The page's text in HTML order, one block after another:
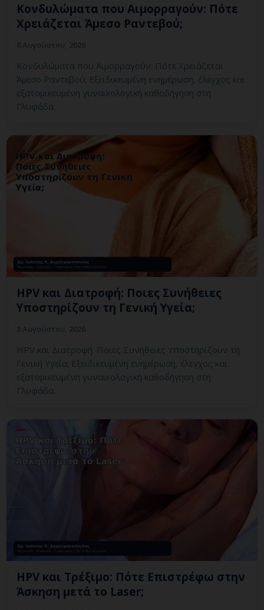
Κονδυλώματα που Αιμορραγούν: Πότε
Χρειάζεται Άμεσο Ραντεβού;
Κονδυλώματα που Αιμορραγούν: Πότε Χρειάζεται
Άμεσο Ραντεβού; Εξειδικευμένη ενημέρωση, έλεγχος και
εξατομικευμένη γυναικολογική καθοδήγηση στη
Γλυφάδα.
HPV και Διατροφή: Ποιες Συνήθειες
Υποστηρίζουν τη Γενική Υγεία;
HPV και Διατροφή: Ποιες Συνήθειες Υποστηρίζουν τη
Γενική Υγεία; Εξειδικευμένη ενημέρωση, έλεγχος και
εξατομικευμένη γυναικολογική καθοδήγηση στη
Γλυφάδα.
HPV και Τρέξιμο: Πότε Επιστρέφω στην
Άσκηση μετά το Laser;